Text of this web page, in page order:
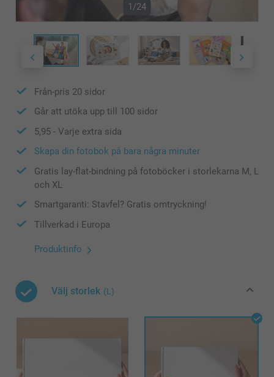
1/24
Från-pris 20 sidor
Går att utöka upp till 100 sidor
5,95 - Varje extra sida
Skapa din fotobok på bara några minuter
Gratis lay-flat-bindning på fotoböcker i storlekarna M, L
och XL
Smartgaranti: Stavfel? Gratis omtryckning!
Tillverkad i Europa
Produktinfo
Välj storlek (L)